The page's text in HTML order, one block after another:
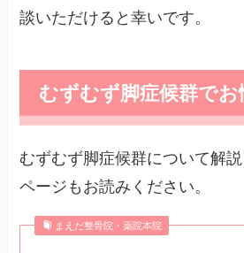
談いただけると幸いです。
むずむず脚症候群で
むずむず脚症候群について解
ページもお読みください。
まえだ整骨院・薬院本院